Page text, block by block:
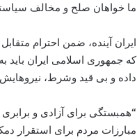
ما خواهان صلح و مخالف
ایران آیندە، ضمن احترام
که جمھورى اسلامى ايران
داده و بى قيد وشرط،
“ھمبستگی برای آزادی و
مبارزات مردم برای استقرار